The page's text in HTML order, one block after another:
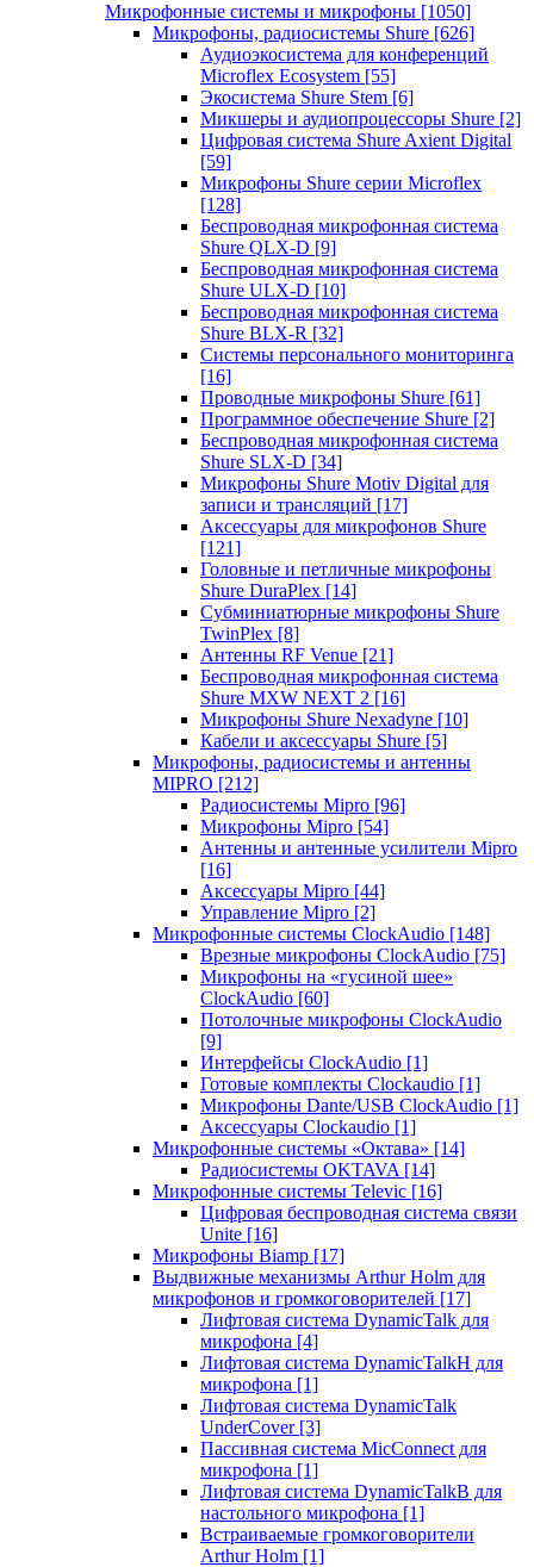
Микрофонные системы и микрофоны [1050]
Микрофоны, радиосистемы Shure [626]
Аудиоэкосистема для конференций
Microflex Ecosystem [55]
Экосистема Shure Stem [6]
Микшеры и аудиопроцессоры Shure [2]
Цифровая система Shure Axient Digital
[59]
Микрофоны Shure серии Microflex
[128]
Беспроводная микрофонная система
Shure QLX-D [9]
Беспроводная микрофонная система
Shure ULX-D [10]
Беспроводная микрофонная система
Shure BLX-R [32]
Системы персонального мониторинга
[16]
Проводные микрофоны Shure [61]
Программное обеспечение Shure [2]
Беспроводная микрофонная система
Shure SLX-D [34]
Микрофоны Shure Motiv Digital для
записи и трансляций [17]
Аксессуары для микрофонов Shure
[121]
Головные и петличные микрофоны
Shure DuraPlex [14]
Субминиатюрные микрофоны Shure
TwinPlex [8]
Антенны RF Venue [21]
Беспроводная микрофонная система
Shure MXW NEXT 2 [16]
Микрофоны Shure Nexadyne [10]
Кабели и аксессуары Shure [5]
Микрофоны, радиосистемы и антенны
MIPRO [212]
Радиосистемы Mipro [96]
Микрофоны Mipro [54]
Антенны и антенные усилители Mipro
[16]
Аксессуары Mipro [44]
Управление Mipro [2]
Микрофонные системы ClockAudio [148]
Врезные микрофоны ClockAudio [75]
Микрофоны на «гусиной шее»
ClockAudio [60]
Потолочные микрофоны ClockAudio
[9]
Интерфейсы ClockAudio [1]
Готовые комплекты Clockaudio [1]
Микрофоны Dante/USB ClockAudio [1]
Аксессуары Clockaudio [1]
Микрофонные системы «Октава» [14]
Радиосистемы OKTAVA [14]
Микрофонные системы Televic [16]
Цифровая беспроводная система связи
Unite [16]
Микрофоны Biamp [17]
Выдвижные механизмы Arthur Holm для
микрофонов и громкоговорителей [17]
Лифтовая система DynamicTalk для
микрофона [4]
Лифтовая система DynamicTalkH для
микрофона [1]
Лифтовая система DynamicTalk
UnderCover [3]
Пассивная система MicConnect для
микрофона [1]
Лифтовая система DynamicTalkB для
настольного микрофона [1]
Встраиваемые громкоговорители
Arthur Holm [1]